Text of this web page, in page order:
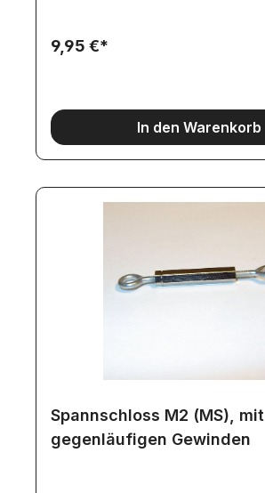
Feinguss.
9,95 €*
In den Warenkorb
Spannschloss M2 (MS), mit
gegenläufigen Gewinden